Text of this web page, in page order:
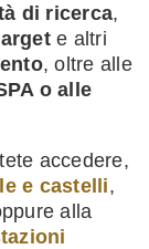
di ricerca,
e altri
, oltre alle
o alle
accedere,
e castelli,
alla